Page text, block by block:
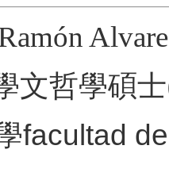
文哲學碩
facultad